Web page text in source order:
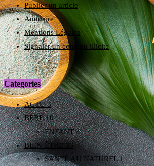
Publier un article
Annuaire
Mentions Légales
Signaler un contenu illicite
Categories
ACTU3
BÉBÉ10
ENFANT4
BIEN-ÊTRE16
SANTÉ AU NATUREL1